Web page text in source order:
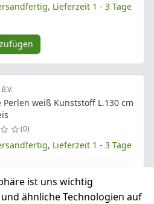
Lieferzeit 1 - 3 Tage
Perlen weiß Kunststoff L.130 cm
0
Lieferzeit 1 - 3 Tage
ist uns wichtig
ähnliche Technologien auf